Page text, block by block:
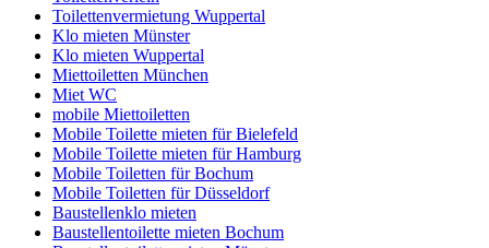
Toilettenvermietung Wuppertal
Klo mieten Münster
Klo mieten Wuppertal
Miettoiletten München
Miet WC
mobile Miettoiletten
Mobile Toilette mieten für Bielefeld
Mobile Toilette mieten für Hamburg
Mobile Toiletten für Bochum
Mobile Toiletten für Düsseldorf
Baustellenklo mieten
Baustellentoilette mieten Bochum